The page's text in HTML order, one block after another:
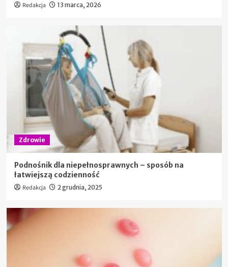
Redakcja 13 marca, 2026
Zdrowie
Podnośnik dla niepełnosprawnych – sposób na
łatwiejszą codzienność
Redakcja 2 grudnia, 2025